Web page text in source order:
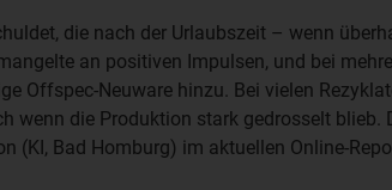
die nach der Urlaubszeit – wenn
an positiven Impulsen, und bei
Offspec-Neuware hinzu. Bei vielen
wenn die Produktion stark gedrosselt blieb.
Bad Homburg) im aktuellen Online-